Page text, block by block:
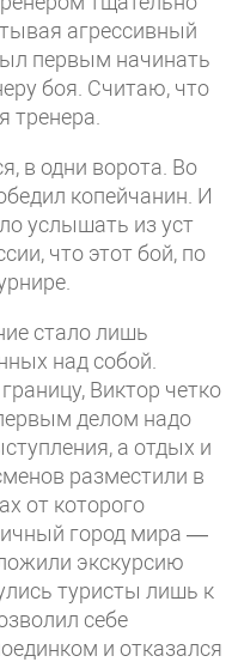
агрессивный
первым начинать
боя. Считаю, что
тренера.
в одни ворота. Во
копейчанин. И
услышать из уст
что этот бой, по
стало лишь
над собой.
Виктор четко
делом надо
а отдых и
разместили в
от которого
город мира —
экскурсию
туристы лишь к
себе
и отказался